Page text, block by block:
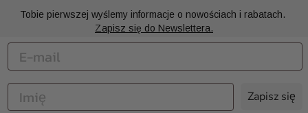
Tobie pierwszej wyślemy informacje o nowościach i rabatach.
Zapisz się do Newslettera.
Zapisz się